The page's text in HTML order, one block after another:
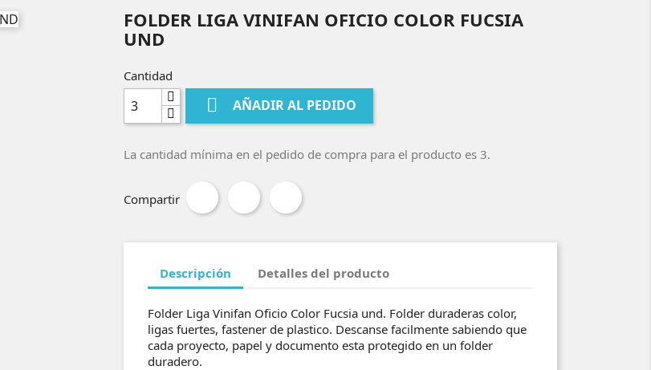
FOLDER LIGA VINIFAN OFICIO COLOR FUCSIA
UND
Cantidad
 AÑADIR AL PEDIDO
La cantidad mínima en el pedido de compra para el producto es 3.
Compartir
Descripción Detalles del producto
Folder Liga Vinifan Oficio Color Fucsia und. Folder duraderas color,
ligas fuertes, fastener de plastico. Descanse facilmente sabiendo que
cada proyecto, papel y documento esta protegido en un folder
duradero.